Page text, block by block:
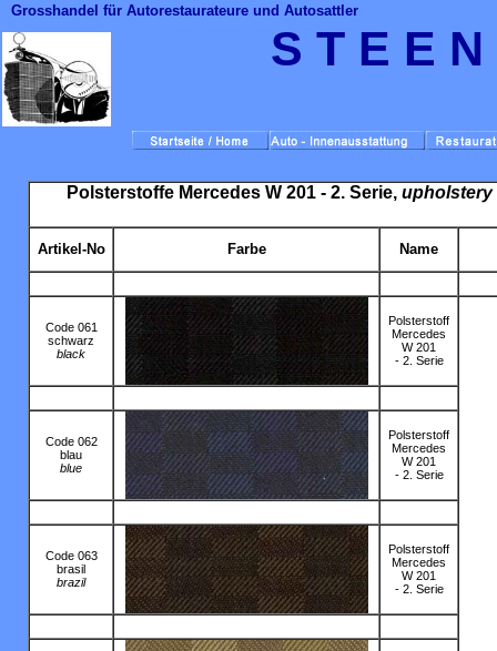
Grosshandel für Autorestaurateure und Autosattler
S T E E
Polsterstoffe Mercedes W 201 - 2. Serie, upholstery
Artikel-No Farbe Name
Code 061
schwarz
black
Polsterstoff
Mercedes
W 201
- 2. Serie
Code 062
blau
blue
Polsterstoff
Mercedes
W 201
- 2. Serie
Code 063
brasil
brazil
Polsterstoff
Mercedes
W 201
- 2. Serie